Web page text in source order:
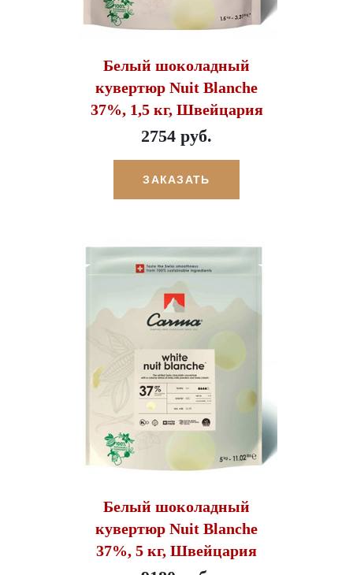
Белый шоколадный
кувертюр Nuit Blanche
37%, 1,5 кг, Швейцария
2754 руб.
ЗАКАЗАТЬ
Белый шоколадный
кувертюр Nuit Blanche
37%, 5 кг, Швейцария